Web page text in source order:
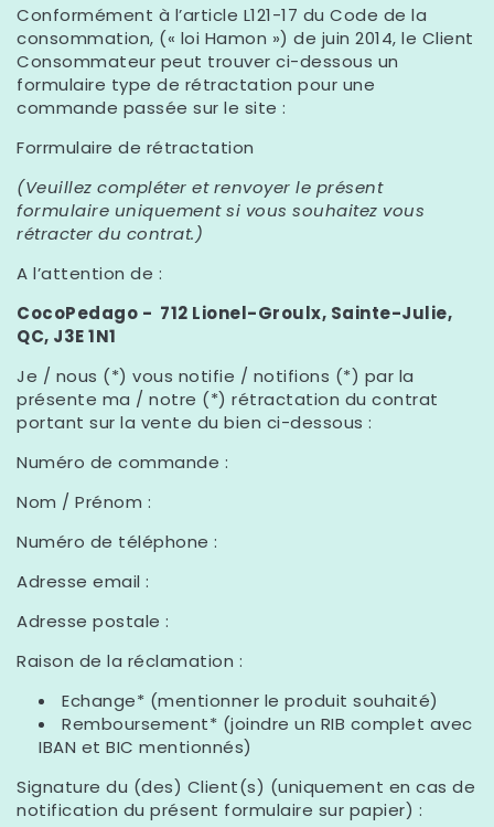
Conformément à l’article L121-17 du Code de la
consommation, (« loi Hamon ») de juin 2014, le Client
Consommateur peut trouver ci-dessous un
formulaire type de rétractation pour une
commande passée sur le site :
Forrmulaire de rétractation
(Veuillez compléter et renvoyer le présent
formulaire uniquement si vous souhaitez vous
rétracter du contrat.)
A l’attention de :
CocoPedago - 712 Lionel-Groulx, Sainte-Julie,
QC, J3E 1N1
Je / nous (*) vous notifie / notifions (*) par la
présente ma / notre (*) rétractation du contrat
portant sur la vente du bien ci-dessous :
Numéro de commande :
Nom / Prénom :
Numéro de téléphone :
Adresse email :
Adresse postale :
Raison de la réclamation :
Echange* (mentionner le produit souhaité)
Remboursement* (joindre un RIB complet avec
IBAN et BIC mentionnés)
Signature du (des) Client(s) (uniquement en cas de
notification du présent formulaire sur papier) :